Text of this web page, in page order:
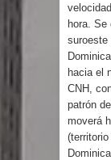
hora. Se
suroeste
hacia el
CNH,
patrón
moverá